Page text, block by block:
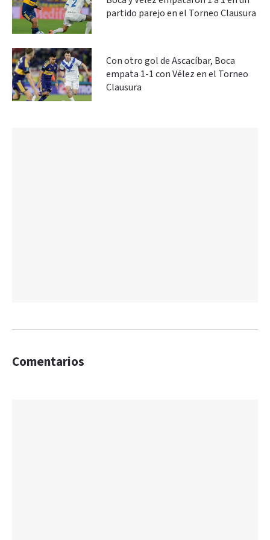
partido parejo en el Torneo Clausura
Con otro gol de Ascacíbar, Boca
empata 1-1 con Vélez en el Torneo
Clausura
Comentarios